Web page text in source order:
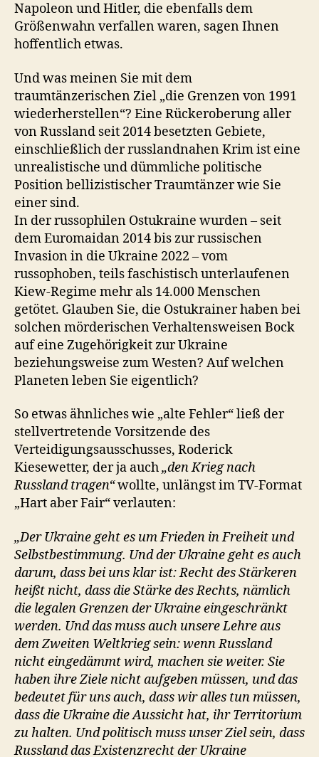
Napoleon und Hitler, die ebenfalls dem
Größenwahn verfallen waren, sagen Ihnen
hoffentlich etwas.
Und was meinen Sie mit dem
traumtänzerischen Ziel „die Grenzen von 1991
wiederherstellen“? Eine Rückeroberung aller
von Russland seit 2014 besetzten Gebiete,
einschließlich der russlandnahen Krim ist eine
unrealistische und dümmliche politische
Position bellizistischer Traumtänzer wie Sie
einer sind.
In der russophilen Ostukraine wurden – seit
dem Euromaidan 2014 bis zur russischen
Invasion in die Ukraine 2022 – vom
russophoben, teils faschistisch unterlaufenen
Kiew-Regime mehr als 14.000 Menschen
getötet. Glauben Sie, die Ostukrainer haben bei
solchen mörderischen Verhaltensweisen Bock
auf eine Zugehörigkeit zur Ukraine
beziehungsweise zum Westen? Auf welchen
Planeten leben Sie eigentlich?
So etwas ähnliches wie „alte Fehler“ ließ der
stellvertretende Vorsitzende des
Verteidigungsausschusses, Roderick
Kiesewetter, der ja auch„den Krieg nach
Russland tragen“wollte, unlängst im TV-Format
„Hart aber Fair“ verlauten:
„Der Ukraine geht es um Frieden in Freiheit und
Selbstbestimmung. Und der Ukraine geht es auch
darum, dass bei uns klar ist: Recht des Stärkeren
heißt nicht, dass die Stärke des Rechts, nämlich
die legalen Grenzen der Ukraine eingeschränkt
werden. Und das muss auch unsere Lehre aus
dem Zweiten Weltkrieg sein: wenn Russland
nicht eingedämmt wird, machen sie weiter. Sie
haben ihre Ziele nicht aufgeben müssen, und das
bedeutet für uns auch, dass wir alles tun müssen,
dass die Ukraine die Aussicht hat, ihr Territorium
zu halten. Und politisch muss unser Ziel sein, dass
Russland das Existenzrecht der Ukraine